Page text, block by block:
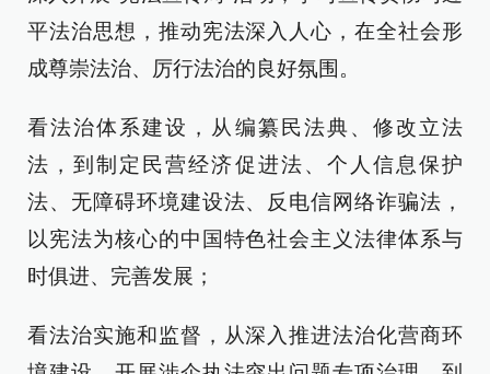
平法治思想，推动宪法深入人心，在全社会形
成尊崇法治、厉行法治的良好氛围。
看法治体系建设，从编纂民法典、修改立法
法，到制定民营经济促进法、个人信息保护
法、无障碍环境建设法、反电信网络诈骗法，
以宪法为核心的中国特色社会主义法律体系与
时俱进、完善发展；
看法治实施和监督，从深入推进法治化营商环